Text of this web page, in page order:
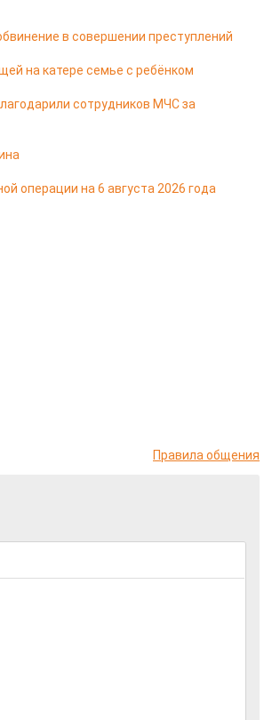
в совершении преступлений
на катере семье с ребёнком
сотрудников МЧС за
операции на 6 августа 2026 года
Правила общения